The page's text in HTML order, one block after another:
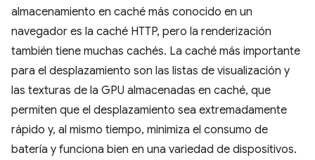
almacenamiento en caché más conocido en un
navegador es la caché HTTP, pero la renderización
también tiene muchas cachés. La caché más importante
para el desplazamiento son las listas de visualización y
las texturas de la GPU almacenadas en caché, que
permiten que el desplazamiento sea extremadamente
rápido y, al mismo tiempo, minimiza el consumo de
batería y funciona bien en una variedad de dispositivos.